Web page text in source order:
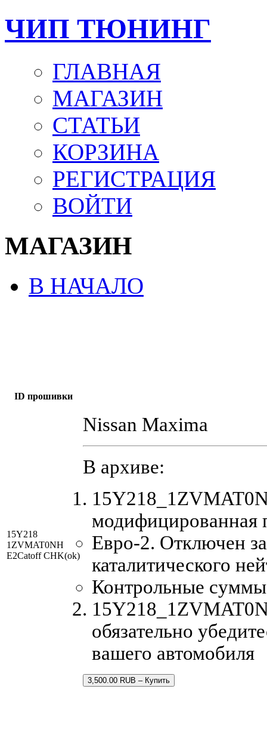
ЧИП ТЮНИНГ
ГЛАВНАЯ
МАГАЗИН
СТАТЬИ
КОРЗИНА
РЕГИСТРАЦИЯ
ВОЙТИ
МАГАЗИН
В НАЧАЛО
ID прошивки
15Y218
1ZVMAT0NH
E2Catoff CHK(ok)
Nissan Maxima
В архиве:
модифицированная
Евро-2. Отключен
каталитического
Контрольные
обязательно
вашего автомобиля
3,500.00 RUB – Купить